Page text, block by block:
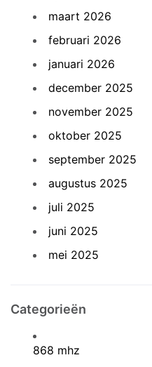
maart 2026
februari 2026
januari 2026
december 2025
november 2025
oktober 2025
september 2025
augustus 2025
juli 2025
juni 2025
mei 2025
Categorieën
868 mhz